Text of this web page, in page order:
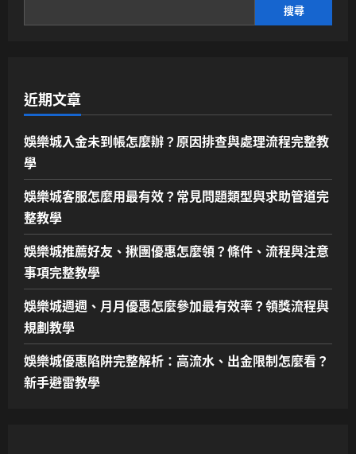
搜尋
近期文章
娛樂城入金未到帳怎麼辦？原因排查與處理流程完整教
學
娛樂城客服怎麼用最有效？常見問題類型與求助管道完
整教學
娛樂城推薦好友、揪團優惠怎麼領？條件、流程與注意
事項完整教學
娛樂城週週、月月優惠怎麼參加最有效率？領獎流程與
規劃教學
娛樂城優惠陷阱完整解析：高流水、出金限制怎麼看？
新手避雷教學